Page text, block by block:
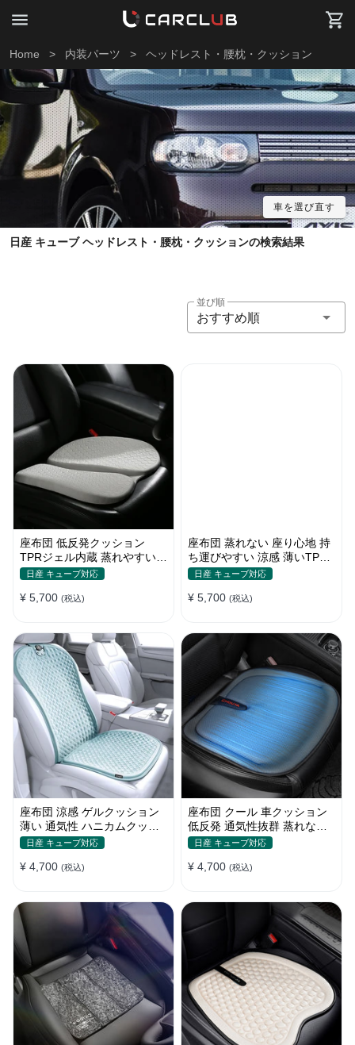
Home > 内装パーツ > ヘッドレスト・腰枕・クッション
車を選び直す
日産 キューブ ヘッドレスト・腰枕・クッションの検索結果
並び順
おすすめ順
座布団 低反発クッション
TPRジェル内蔵 蒸れやすい方
にお勧め おしり 熱い
日産 キューブ対応
¥ 5,700 (税込)
座布団 蒸れない 座り心地 持
ち運びやすい 涼感 薄いTPR
ジェル内蔵 多用途
日産 キューブ対応
¥ 5,700 (税込)
座布団 涼感 ゲルクッション
薄い 通気性 ハニカムクッシ
ョン 四季通用 おすすめ
日産 キューブ対応
¥ 4,700 (税込)
座布団 クール 車クッション
低反発 通気性抜群 蒸れない
滑り止め おすすめ
日産 キューブ対応
¥ 4,700 (税込)